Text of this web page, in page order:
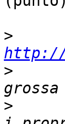
>
http://
>
>